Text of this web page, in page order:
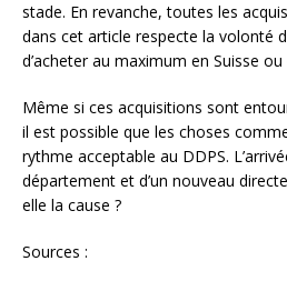
stade. En revanche, toutes les
dans cet article respecte la volonté
d’acheter au maximum en Suisse
Même si ces acquisitions sont
il est possible que les choses
rythme acceptable au DDPS.
département et d’un nouveau
elle la cause ?
Sources :